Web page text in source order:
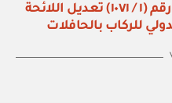
الهيئة العامة للنقل: قرار رقم (١ / ١٠٧١) تعديل اللائحة
للركاب بالحافلات